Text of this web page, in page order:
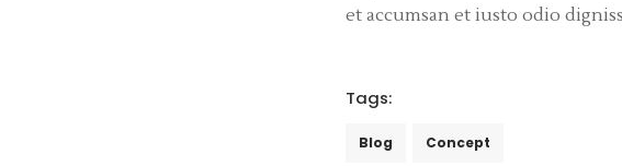
et accumsan et iusto odio
Tags:
Blog Concept